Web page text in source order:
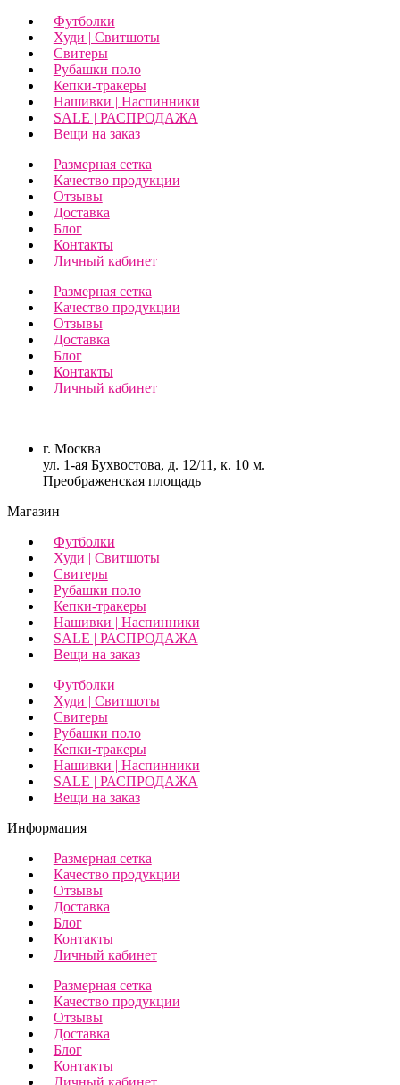
Футболки
Худи | Свитшоты
Свитеры
Рубашки поло
Кепки-тракеры
Нашивки | Наспинники
SALE | РАСПРОДАЖА
Вещи на заказ
Размерная сетка
Качество продукции
Отзывы
Доставка
Блог
Контакты
Личный кабинет
Размерная сетка
Качество продукции
Отзывы
Доставка
Блог
Контакты
Личный кабинет
г. Москва
ул. 1-ая Бухвостова, д. 12/11, к. 10 м.
Преображенская площадь
Магазин
Футболки
Худи | Свитшоты
Свитеры
Рубашки поло
Кепки-тракеры
Нашивки | Наспинники
SALE | РАСПРОДАЖА
Вещи на заказ
Футболки
Худи | Свитшоты
Свитеры
Рубашки поло
Кепки-тракеры
Нашивки | Наспинники
SALE | РАСПРОДАЖА
Вещи на заказ
Информация
Размерная сетка
Качество продукции
Отзывы
Доставка
Блог
Контакты
Личный кабинет
Размерная сетка
Качество продукции
Отзывы
Доставка
Блог
Контакты